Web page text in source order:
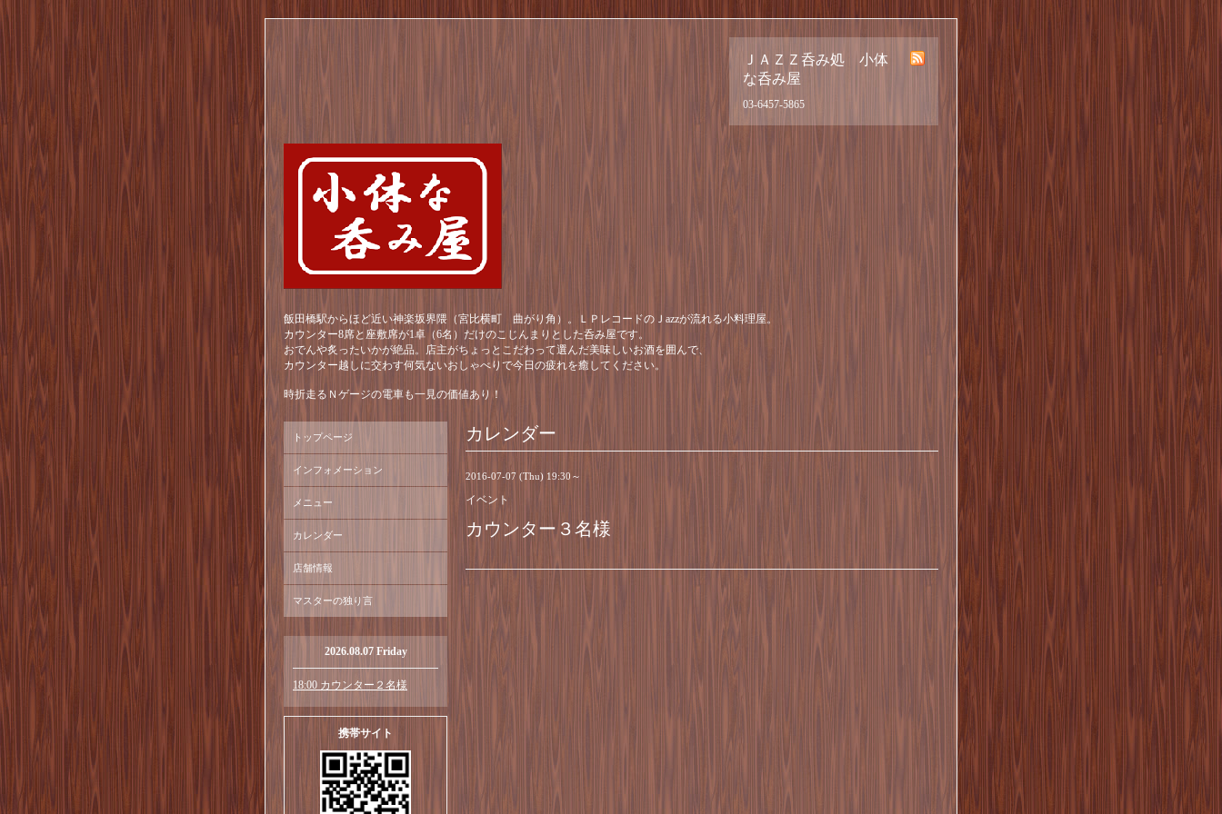
ＪＡＺＺ呑み処 小体
な呑み屋
03-6457-5865
飯田橋駅からほど近い神楽坂界隈（宮比横町 曲がり角）。ＬＰレコードのＪazzが流れる小料理屋。
カウンター8席と座敷席が1卓（6名）だけのこじんまりとした呑み屋です。
おでんや炙ったいかが絶品。店主がちょっとこだわって選んだ美味しいお酒を囲んで、
カウンター越しに交わす何気ないおしゃべりで今日の疲れを癒してください。
時折走るＮゲージの電車も一見の価値あり！
カレンダー
2016-07-07 (Thu) 19:30～
イベント
カウンター３名様
トップページ
インフォメーション
メニュー
カレンダー
店舗情報
マスターの独り言
2026.08.07 Friday
18:00 カウンター２名様
携帯サイト